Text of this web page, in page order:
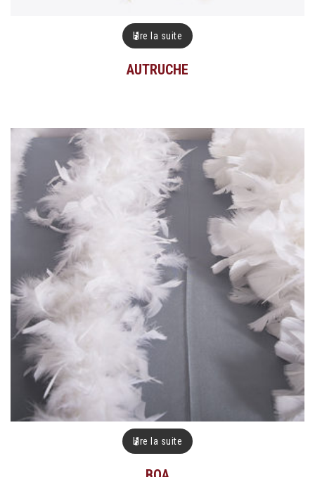
Lire la suite
AUTRUCHE
Lire la suite